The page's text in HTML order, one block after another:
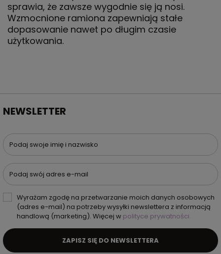
sprawia, że zawsze wygodnie się ją nosi.
Wzmocnione ramiona zapewniają stałe
dopasowanie nawet po długim czasie
użytkowania.
NEWSLETTER
Podaj swoje imię i nazwisko
Podaj swój adres e-mail
Wyrażam zgodę na przetwarzanie moich danych osobowych
(adres e-mail) na potrzeby wysyłki newslettera z informacją
handlową (marketing). Więcej w polityce prywatności.
ZAPISZ SIĘ DO NEWSLETTERA